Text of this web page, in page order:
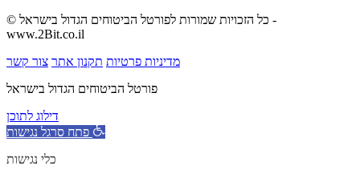
© כל הזכויות שמורות לפורטל הביטוחים הגדול בישראל -
www.2Bit.co.il
מדיניות פרטיות תקנון אתר צור קשר
פורטל הביטוחים הגדול בישראל
דילוג לתוכן
פתח סרגל נגישות
כלי נגישות